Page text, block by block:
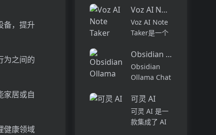
备，提升
为之间的
家居或自
健康领域
化复杂的编...
器渲染、静态
生成、热模块
替换等。
Next.js 的定
价...
结合最新的
AI 模型，如
DeepSeek
OpenAI GPT-
4，致力于提
升用户的写作
Voz AI Note Taker
Voz AI Note
Taker是一个
技术自动记
录、转录和总
结讲座、通话
生产力工具。
它通过自动化
的方式生成结
构化笔记，帮
Obsidian Ollama Chat
Obsidian
Ollama Chat
允许用户通过
本地运行的
Ollama LLM
可灵 AI
可灵 AI 是一
款集成了 AI